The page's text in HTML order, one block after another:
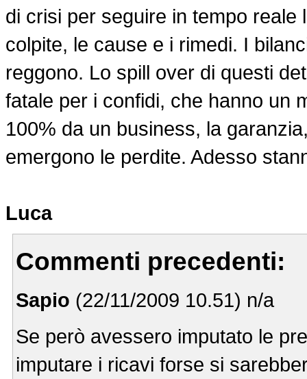
di crisi per seguire in tempo
colpite, le cause e i rimedi. I
reggono. Lo spill over di questi
fatale per i confidi, che hanno un
100% da un business, la
emergono le perdite. Adesso
Luca
Commenti precedenti:
Sapio (22/11/2009 10.51) n/a
Se però avessero imputato le
imputare i ricavi forse si